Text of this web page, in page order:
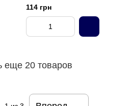
Blue Core
114 грн
еще 20 товаров